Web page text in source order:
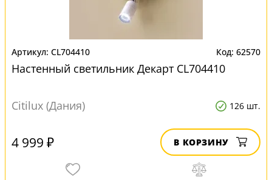
CL704410 62570
Настенный светильник Декарт CL704410
Citilux (Дания) 126 шт.
4 999 ₽ В КОРЗИНУ